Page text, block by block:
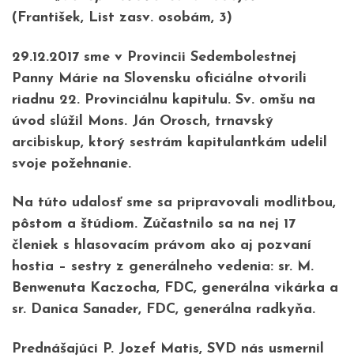
(František, List zasv. osobám, 3)
29.12.2017 sme v Provincii Sedembolestnej
Panny Márie na Slovensku oficiálne otvorili
riadnu 22. Provinciálnu kapitulu. Sv. omšu na
úvod slúžil Mons. Ján Orosch, trnavský
arcibiskup, ktorý sestrám kapitulantkám udelil
svoje požehnanie.
Na túto udalosť sme sa pripravovali modlitbou,
pôstom a štúdiom. Zúčastnilo sa na nej 17
členiek s hlasovacím právom ako aj pozvaní
hostia – sestry z generálneho vedenia: sr. M.
Benwenuta Kaczocha, FDC, generálna vikárka a
sr. Danica Sanader, FDC, generálna radkyňa.
Prednášajúci P. Jozef Matis, SVD nás usmernil